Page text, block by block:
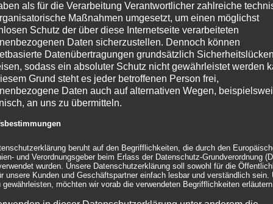
eine ganze
Stadt im
Fieber
ist…
Gemeinsam
Märchen wahr
werden lassen –
als für die Verarbeitung Verantwortlicher zahlreiche
Maßnahmen umgesetzt, um einen möglichst
Schutz der über diese Internetseite verarbeiteten
Daten sicherzustellen. Dennoch können
Datenübertragungen grundsätzlich Sicherheitslücken
sodass ein absoluter Schutz nicht gewährleistet werden
Grund steht es jeder betroffenen Person frei,
Daten auch auf alternativen Wegen,
an uns zu übermitteln.
beruht auf den Begrifflichkeiten, die durch den
und Verordnungsgeber beim Erlass der Datenschutz-Grundverordnung
wurden. Unsere Datenschutzerklärung soll sowohl für die
unsere Kunden und Geschäftspartner einfach lesbar und verständlich sein.
gewährleisten, möchten wir vorab die verwendeten Begrifflichkeiten